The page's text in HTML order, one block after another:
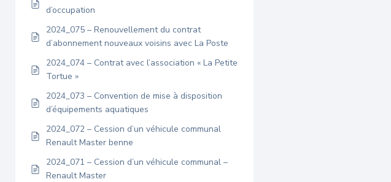
d’occupation
2024_075 – Renouvellement du contrat
d’abonnement nouveaux voisins avec La Poste
2024_074 – Contrat avec l’association « La Petite
Tortue »
2024_073 – Convention de mise à disposition
d’équipements aquatiques
2024_072 – Cession d’un véhicule communal
Renault Master benne
2024_071 – Cession d’un véhicule communal –
Renault Master